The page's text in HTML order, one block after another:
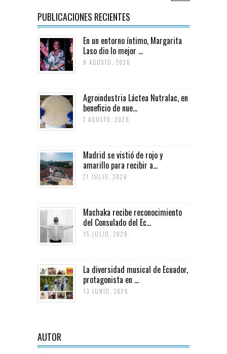
PUBLICACIONES RECIENTES
En un entorno íntimo, Margarita
Laso dio lo mejor ...
8 AGOSTO, 2026
Agroindustria Láctea Nutralac, en
beneficio de nue...
2 AGOSTO, 2026
Madrid se vistió de rojo y
amarillo para recibir a...
21 JULIO, 2026
Machaka recibe reconocimiento
del Consulado del Ec...
15 JULIO, 2026
La diversidad musical de Ecuador,
protagonista en ...
13 JUNIO, 2026
AUTOR